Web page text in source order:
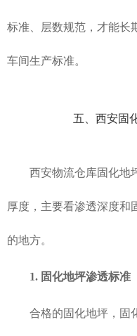
标准、层数规范，才能长
车间生产标准。
五、西安固
西安物流仓库固化地
厚度，主要看渗透深度和
的地方。
1. 固化地坪渗透标准
合格的固化地坪，固